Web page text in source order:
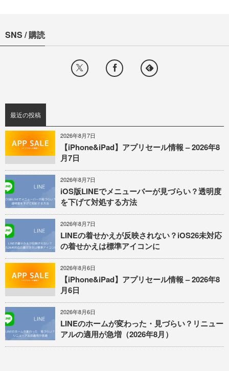
SNS / 購読
最近の投稿
2026年8月7日
【iPhone&iPad】アプリセール情報 – 2026年8
月7日
2026年8月7日
iOS版LINEでメニューバーが見づらい？透明度
を下げて対処する方法
2026年8月7日
LINEの着せかえが反映されない？iOS26未対応
の着せかえは標準アイコンに
2026年8月6日
【iPhone&iPad】アプリセール情報 – 2026年8
月6日
2026年8月6日
LINEのホームが変わった・見づらい？リニュー
アルの適用が急増（2026年8月）